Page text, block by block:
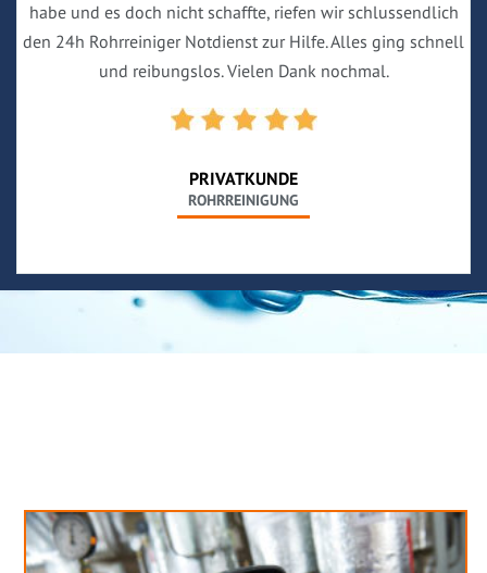
habe und es doch nicht schaffte, riefen wir schlussendlich
den 24h Rohrreiniger Notdienst zur Hilfe. Alles ging schnell
und reibungslos. Vielen Dank nochmal.
PRIVATKUNDE
ROHRREINIGUNG